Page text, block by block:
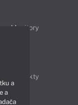
Monitory
Produkty
a
a